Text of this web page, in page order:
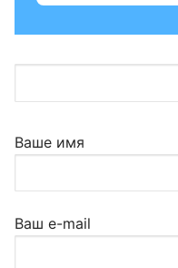
Ваше имя
Ваш e-mail